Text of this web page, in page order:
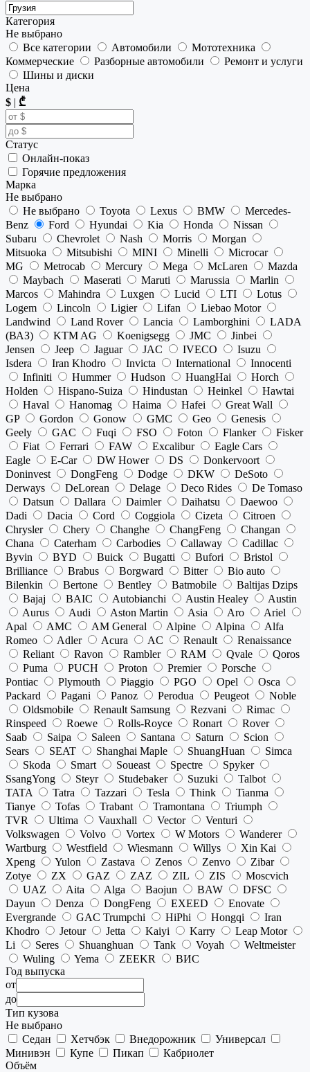
Категория
Не выбрано
Все категории
Автомобили
Мототехника
Коммерческие
Разборные автомобили
Ремонт и услуги
Шины и диски
Цена
$ | ₾
Статус
Онлайн-показ
Горячие предложения
Марка
Не выбрано
Не выбрано
Toyota Lexus BMW
Mercedes-
Benz
Ford Hyundai Kia Honda
Nissan
Subaru
Chevrolet Nash Morris
Morgan
Mitsuoka
Mitsubishi MINI Minelli
Microcar
MG
Metrocab Mercury Mega McLaren
Mazda
Maybach
Maserati Maruti Marussia
Marlin
Marcos
Mahindra Luxgen Lucid LTI
Lotus
Logem
Lincoln Ligier Lifan
Liebao Motor
Landwind
Land Rover Lancia Lamborghini
LADA
(ВАЗ)
KTM AG Koenigsegg JMC
Jinbei
Jensen
Jeep Jaguar JAC IVECO
Isuzu
Isdera
Iran Khodro Invicta International
Innocenti
Infiniti
Hummer Hudson HuangHai
Horch
Holden
Hispano-Suiza Hindustan Heinkel
Hawtai
Haval
Hanomag Haima Hafei
Great Wall
GP
Gordon Gonow GMC Geo
Genesis
Geely
GAC Fuqi FSO Foton Flanker
Fisker
Fiat
Ferrari FAW Excalibur
Eagle Cars
Eagle
E-Car DW Hower DS
Donkervoort
Doninvest
DongFeng Dodge DKW
DeSoto
Derways
DeLorean Delage Deco Rides
De Tomaso
Datsun
Dallara Daimler Daihatsu
Daewoo
Dadi
Dacia Cord Coggiola Cizeta
Citroen
Chrysler
Chery Changhe ChangFeng
Changan
Chana
Caterham Carbodies Callaway
Cadillac
Byvin
BYD Buick Bugatti Bufori
Bristol
Brilliance
Brabus Borgward Bitter
Bio auto
Bilenkin
Bertone Bentley Batmobile
Baltijas Dzips
Bajaj
BAIC Autobianchi Austin Healey
Austin
Aurus
Audi Aston Martin Asia Aro
Ariel
Apal
AMC AM General Alpine Alpina
Alfa
Romeo
Adler Acura AC Renault
Renaissance
Reliant
Ravon Rambler RAM Qvale
Qoros
Puma
PUCH Proton Premier
Porsche
Pontiac
Plymouth Piaggio PGO Opel
Osca
Packard
Pagani Panoz Perodua Peugeot
Noble
Oldsmobile
Renault Samsung Rezvani
Rimac
Rinspeed
Roewe Rolls-Royce Ronart
Rover
Saab
Saipa Saleen Santana Saturn
Scion
Sears
SEAT Shanghai Maple ShuangHuan
Simca
Skoda
Smart Soueast Spectre
Spyker
SsangYong
Steyr Studebaker Suzuki
Talbot
TATA
Tatra Tazzari Tesla Think
Tianma
Tianye
Tofas Trabant Tramontana
Triumph
TVR
Ultima Vauxhall Vector
Venturi
Volkswagen
Volvo Vortex W Motors
Wanderer
Wartburg
Westfield Wiesmann Willys
Xin Kai
Xpeng
Yulon Zastava Zenos Zenvo
Zibar
Zotye
ZX GAZ ZAZ ZIL ZIS
Moscvich
UAZ
Aita Alga Baojun BAW
DFSC
Dayun
Denza DongFeng EXEED
Enovate
Evergrande
GAC Trumpchi HiPhi Hongqi
Iran
Khodro
Jetour Jetta Kaiyi Karry
Leap Motor
Li
Seres Shuanghuan Tank Voyah
Weltmeister
Wuling
Yema ZEEKR
ВИС
Год выпуска
от
до
Тип кузова
Не выбрано
Седан
Хетчбэк Внедорожник
Универсал
Минивэн
Купе Пикап
Кабриолет
Объём